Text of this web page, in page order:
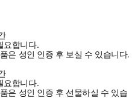
요합니다.
은 성인 인증 후 보실 수 있습니다.
요합니다.
은 성인 인증 후 선물하실 수 있습